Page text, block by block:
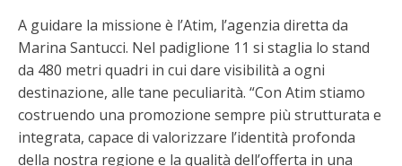
A guidare la missione è l’Atim, l’agenzia diretta da
Marina Santucci. Nel padiglione 11 si staglia lo stand
da 480 metri quadri in cui dare visibilità a ogni
destinazione, alle tane peculiarità. “Con Atim stiamo
costruendo una promozione sempre più strutturata e
integrata, capace di valorizzare l’identità profonda
della nostra regione e la qualità dell’offerta in una